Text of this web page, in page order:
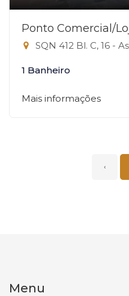
Ponto Comercial/
SQN 412 Bl. C, 16 -
1 Banheiro
Mais informações
‹
Menu